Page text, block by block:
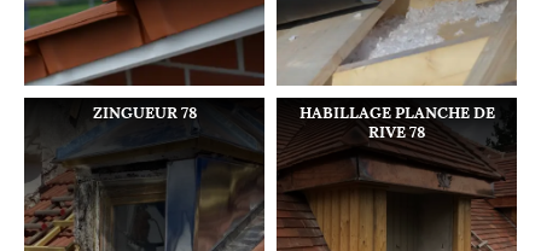
ZINGUEUR 78
HABILLAGE PLANCHE DE
RIVE 78